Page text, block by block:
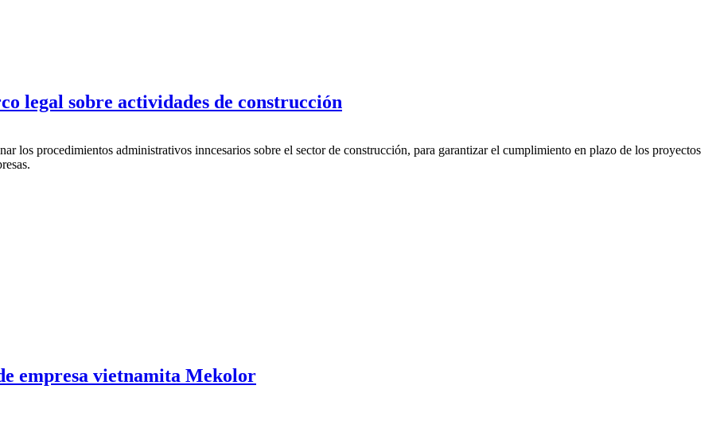
legal sobre actividades de construcción
los procedimientos administrativos inncesarios sobre el sector de construcción, para garantizar el cumplimiento en plazo de los proyectos
empresa vietnamita Mekolor